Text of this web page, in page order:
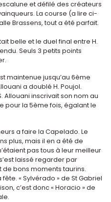
et défilé des créateurs
La course (a lire ci-
Brassens, tout a été parfait.
belle et le duel final entre H.
Seuls 3 petits points
maintenue jusqu’au 6ème
a doublé H. Poujol.
Allouani inscrivait son nom au
pour la 5ème fois, égalant le
a faire la Capelado. Le
plus, mais il en a été de
pas tous à leur meilleur
laissé regarder par
bons moments taurins.
fête. « Sylvérado » de St Gabriel
c’est donc « Horacio » de